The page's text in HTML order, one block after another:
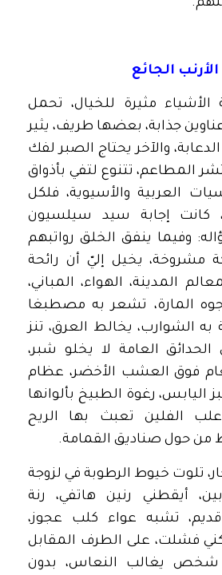
الأرنب الجائع
الأشياء مثيرة للخيال، تحمل
جذابة، بعضها طريف، يثير
والآخر يحتاج الصبر لفك
المطاعم، تتنوع لتفي بأذواق
العربية والأسيوية، فلكل
كانت إجابة سيد سيلسيون
وفيما ينفق الخلق رواتبهم
مشروخة، يخيل إليّ أن رائحة
المدينة، الهواء، المباني،
المارة، تشعر به مصطبغا
الشوارب، يخالط العرق، تنز
العامة لا يخلو شبر،
فوق العشب الأخضر، عظام
اليابس، رغوة الطبيخ بألوانها
علب الفلين تعبث بها الريح
حول صناديق القمامة.
تلوت خيوط الرطوبة في لزوجة
أيقطني رنين هاتفي، رنة
تشبه عواء كلب عجوز،
فشلت، على الطرف المقابل
شخص يغالب النعاس، بدون